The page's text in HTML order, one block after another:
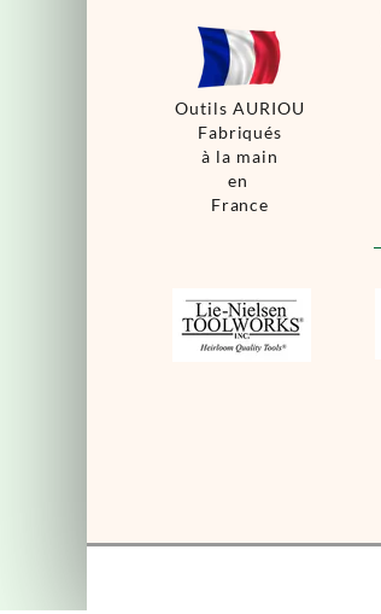
Outils AURIOU
Fabriqués
à la main
en
France